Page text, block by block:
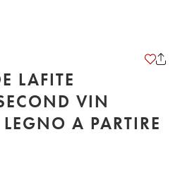
LAFITE
VIN
A PARTIRE